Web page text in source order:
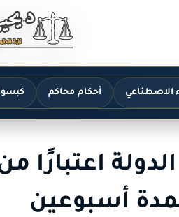
الاصطناعي أحكام محاكم
أسبوعين